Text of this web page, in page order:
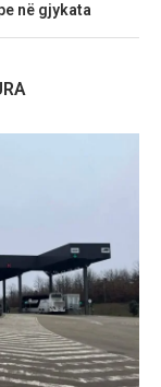
në gjykata